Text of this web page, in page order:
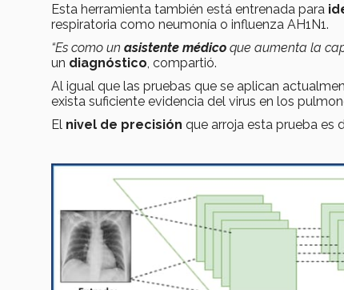
Esta herramienta también está entrenada para
respiratoria como neumonía o influenza AH1N1.
“Es como un asistente médico que aumenta la
un diagnóstico , compartió.
Al igual que las pruebas que se aplican
exista suficiente evidencia del virus en los
El nivel de precisión que arroja esta prueba es